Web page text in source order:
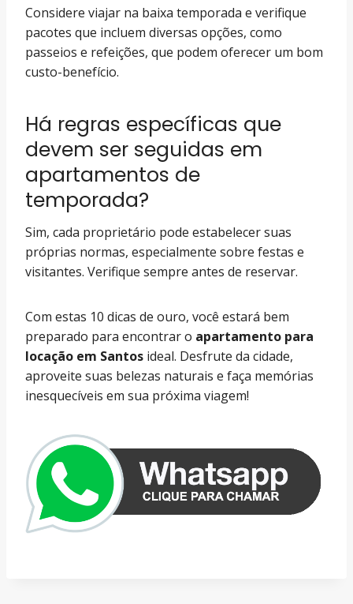
Considere viajar na baixa temporada e verifique
pacotes que incluem diversas opções, como
passeios e refeições, que podem oferecer um bom
custo-benefício.
Há regras específicas que
devem ser seguidas em
apartamentos de
temporada?
Sim, cada proprietário pode estabelecer suas
próprias normas, especialmente sobre festas e
visitantes. Verifique sempre antes de reservar.
Com estas 10 dicas de ouro, você estará bem
preparado para encontrar o apartamento para
locação em Santos ideal. Desfrute da cidade,
aproveite suas belezas naturais e faça memórias
inesquecíveis em sua próxima viagem!